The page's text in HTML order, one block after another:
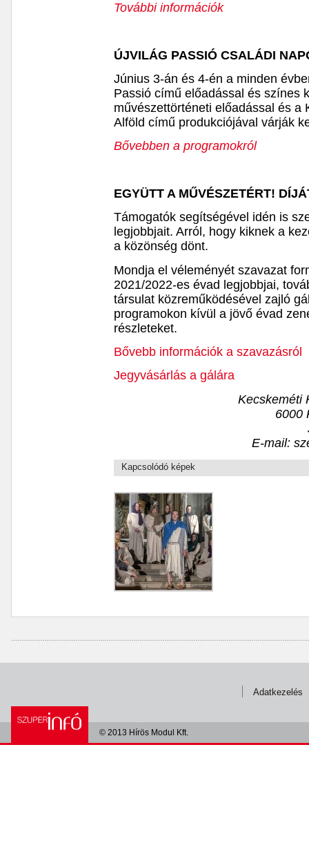
További információk
ÚJVILÁG PASSIÓ CSALÁDI
Június 3-án és 4-én a minden
Passió című előadással és színes
művészettörténeti előadással és a
Alföld című produkciójával várják
Bővebben a programokról
EGYÜTT A MŰVÉSZETÉRT!
Támogatók segítségével idén is
legjobbjait. Arról, hogy kiknek a
a közönség dönt.
Mondja el véleményét szavazat
2021/2022-es évad legjobbjai,
társulat közreműködésével zajló
programokon kívül a jövő évad
részleteket.
Bővebb információk a szavazásról
Jegyvásárlás a gálára
Kecskeméti
6000
E-mail:
Kapcsolódó képek
Adatkezelés
© 2013 Hírös Modul Kft.